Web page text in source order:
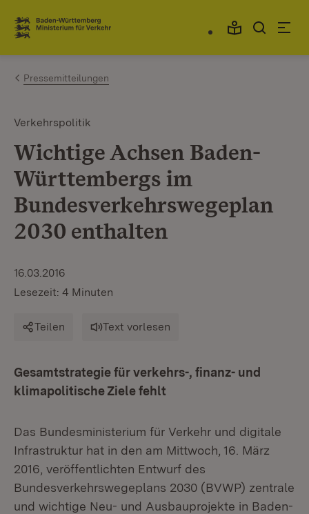
Zum Inhalt springen
Link zur Startseite
Pressemitteilungen
Verkehrspolitik
Wichtige Achsen Baden-
Württembergs im
Bundesverkehrswegeplan
2030 enthalten
16.03.2016
Lesezeit: 4 Minuten
Teilen Text vorlesen
Gesamtstrategie für verkehrs-, finanz- und
klimapolitische Ziele fehlt
Das Bundesministerium für Verkehr und digitale
Infrastruktur hat in den am Mittwoch, 16. März
2016, veröffentlichten Entwurf des
Bundesverkehrswegeplans 2030 (BVWP) zentrale
und wichtige Neu- und Ausbauprojekte in Baden-